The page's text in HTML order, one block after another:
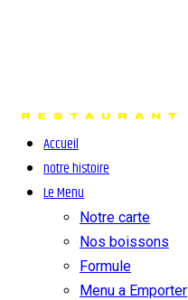
Accueil
notre histoire
Le Menu
Notre carte
Nos boissons
Formule
Menu a Emporter